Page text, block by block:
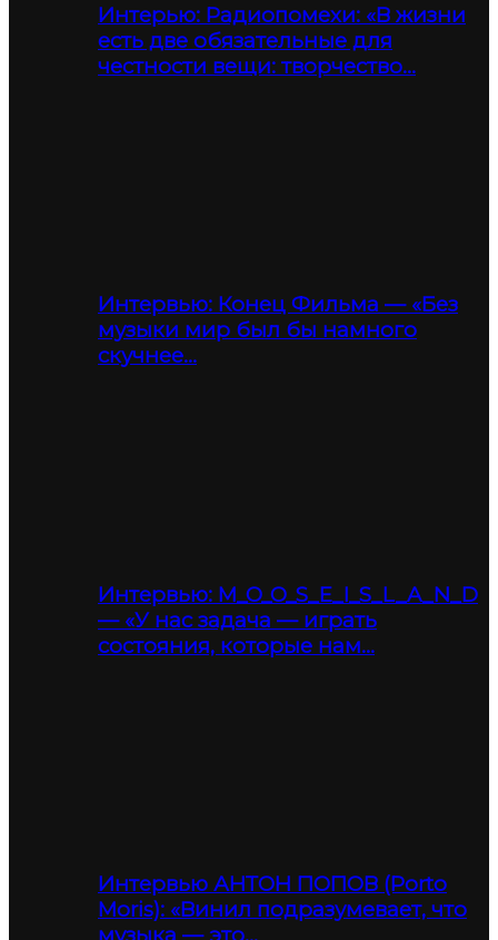
Интерью: Радиопомехи: «В жизни
есть две обязательные для
честности вещи: творчество…
Интервью: Конец Фильма — «Без
музыки мир был бы намного
скучнее…
Интервью: M_O_O_S_E_I_S_L_A_N_D
— «У нас задача — играть
состояния, которые нам…
Интервью АНТОН ПОПОВ (Porto
Moris): «Винил подразумевает, что